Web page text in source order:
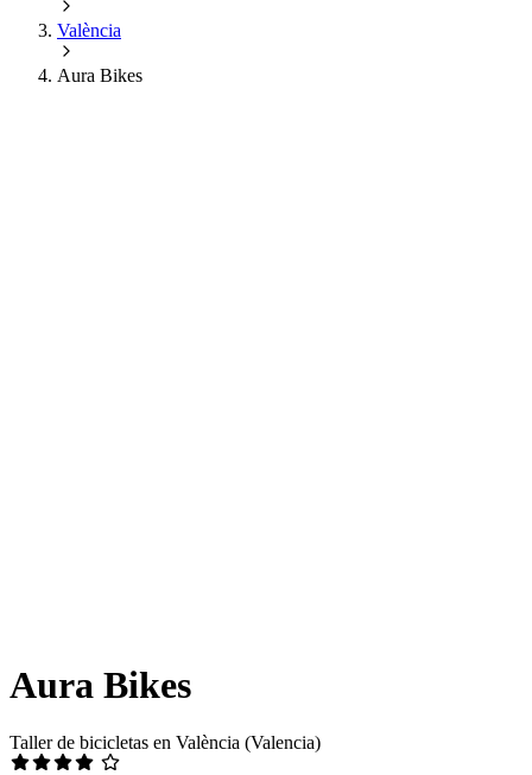
València
Aura Bikes
Aura Bikes
Taller de bicicletas en València (Valencia)